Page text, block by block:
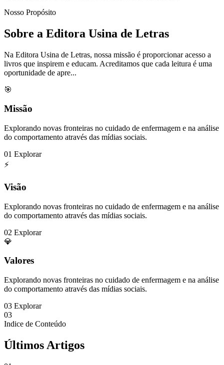
Nosso Propósito
Sobre a Editora Usina de Letras
Na Editora Usina de Letras, nossa missão é proporcionar acesso a
livros que inspirem e educam. Acreditamos que cada leitura é uma
oportunidade de apre...
🎯
Missão
Explorando novas fronteiras no cuidado de enfermagem e na análise
do comportamento através das mídias sociais.
01 Explorar
⚡
Visão
Explorando novas fronteiras no cuidado de enfermagem e na análise
do comportamento através das mídias sociais.
02 Explorar
💎
Valores
Explorando novas fronteiras no cuidado de enfermagem e na análise
do comportamento através das mídias sociais.
03 Explorar
03
Indice de Conteúdo
Últimos Artigos